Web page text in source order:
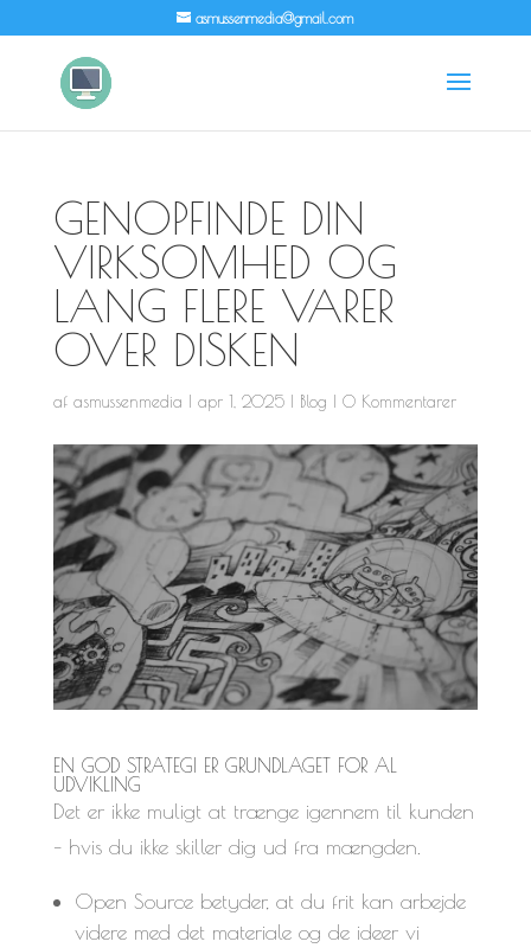
asmussenmedia@gmail.com
GENOPFINDE DIN
VIRKSOMHED OG
LANG FLERE VARER
OVER DISKEN
af asmussenmedia apr 1, 2025| Blog 0 Kommentarer
EN GOD STRATEGI ER GRUNDLAGET FOR AL
UDVIKLING
Det er ikke muligt at trænge igennem til kunden
– hvis du ikke skiller dig ud fra mængden.
Open Source betyder, at du frit kan arbejde
videre med det materiale og de ideer vi